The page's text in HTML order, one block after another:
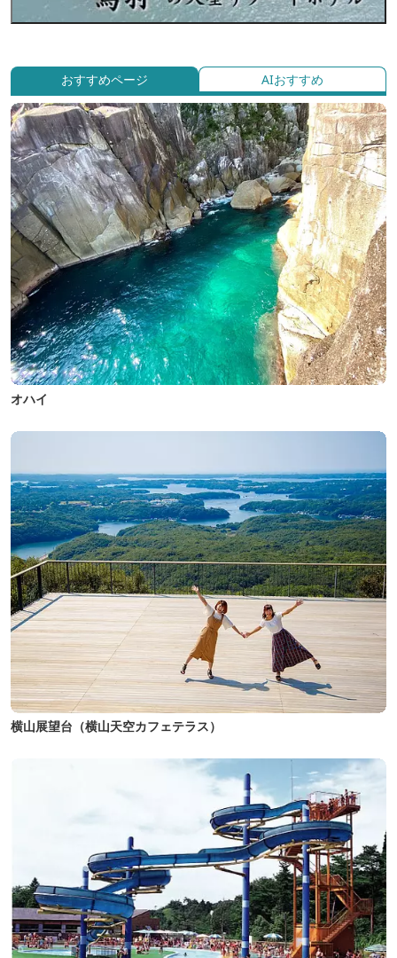
おすすめページ AIおすすめ
オハイ
横山展望台（横山天空カフェテラス）